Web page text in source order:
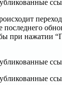
при нажатии